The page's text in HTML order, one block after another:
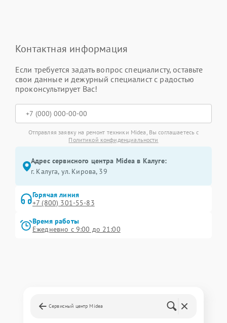
Контактная информация
Если требуется задать вопрос специалисту, оставьте
свои данные и дежурный специалист с радостью
проконсультирует Вас!
Отправляя заявку на ремонт техники Midea, Вы соглашаетесь с
Политикой конфиденциальности
Адрес сервисного центра Midea в Калуге:
г. Калуга, ул. Кирова, 39
Горячая линия
+7 (800) 301-55-83
Время работы
Ежедневно с 9:00 до 21:00
Сервисный центр Midea